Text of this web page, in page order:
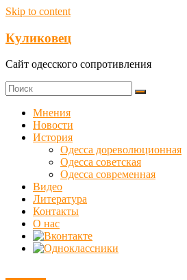
Skip to content
Куликовец
Сайт одесского сопротивления
Мнения
Новости
История
Одесса дореволюционная
Одесса советская
Одесса современная
Видео
Литература
Контакты
О нас